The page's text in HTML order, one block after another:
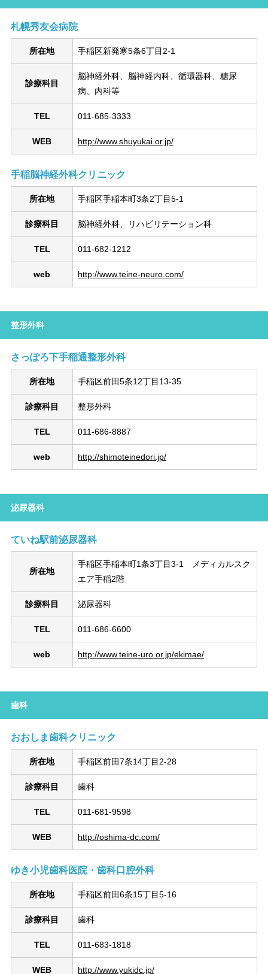
札幌秀友会病院
所在地 手稲区新発寒5条6丁目2-1
診療科目
脳神経外科、脳神経内科、循環器科、糖尿
病、内科等
TEL 011-685-3333
WEB http://www.shuyukai.or.jp/
手稲脳神経外科クリニック
所在地 手稲区手稲本町3条2丁目5-1
診療科目 脳神経外科、リハビリテーション科
TEL 011-682-1212
web http://www.teine-neuro.com/
整形外科
さっぽろ下手稲通整形外科
所在地 手稲区前田5条12丁目13-35
診療科目 整形外科
TEL 011-686-8887
web http://shimoteinedori.jp/
泌尿器科
ていね駅前泌尿器科
所在地
手稲区手稲本町1条3丁目3-1 メディカルスク
エア手稲2階
診療科目 泌尿器科
TEL 011-686-6600
web http://www.teine-uro.or.jp/ekimae/
歯科
おおしま歯科クリニック
所在地 手稲区前田7条14丁目2-28
診療科目 歯科
TEL 011-681-9598
WEB http://oshima-dc.com/
ゆき小児歯科医院・歯科口腔外科
所在地 手稲区前田6条15丁目5-16
診療科目 歯科
TEL 011-683-1818
WEB http://www.yukidc.jp/